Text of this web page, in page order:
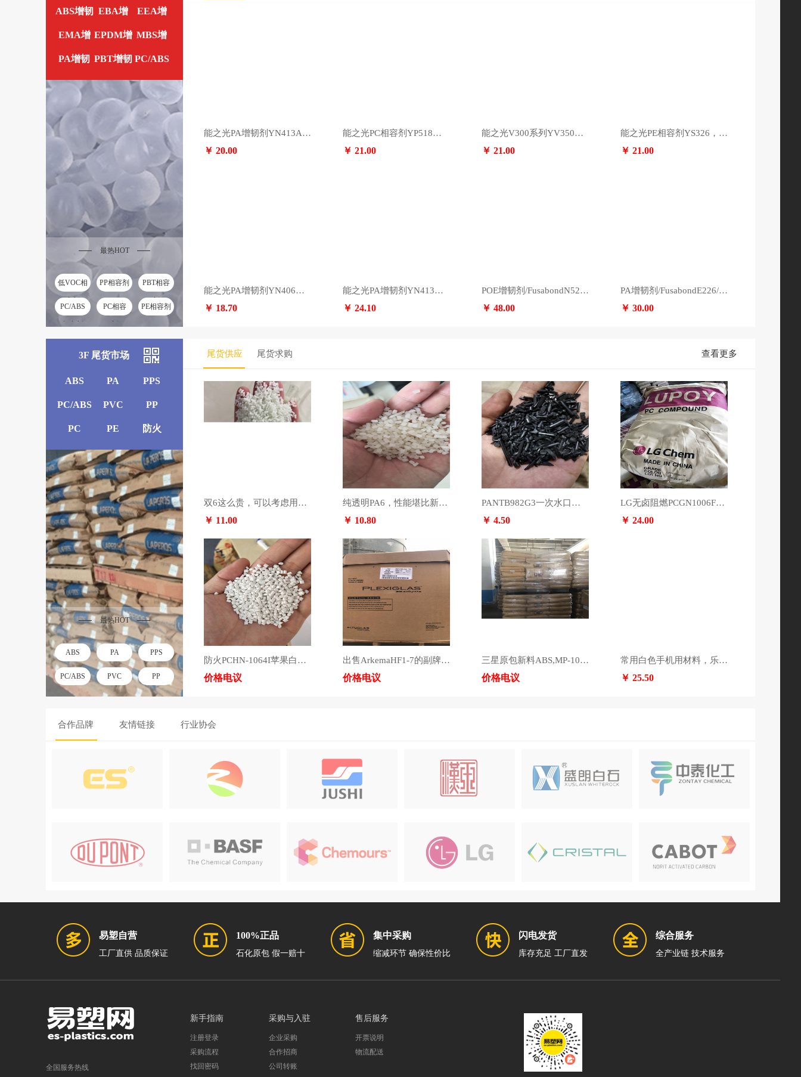
ABS增韧
剂
EBA增
韧剂
EEA增
韧剂
EMA增
韧剂
EPDM增
韧剂
MBS增
韧剂
PA增韧
剂
PBT增韧
剂
PC/ABS
增韧剂
最热HOT
低VOC相 PP相容剂 PBT相容
PC/ABS PC相容 PE相容剂
能之光PA增韧剂YN413A，咨询电话：13553891364
￥ 20.00
能之光PC相容剂YP518，咨询电话：13553891364
￥ 21.00
能之光V300系列YV350，咨询电话：13553891364
￥ 21.00
能之光PE相容剂YS326，咨询电话：13553891364
￥ 21.00
能之光PA增韧剂YN406，咨询电话：13553891364
￥ 18.70
能之光PA增韧剂YN413，咨询电话：13553891364
￥ 24.10
POE增韧剂/FusabondN525/杜邦，咨询：13553891364
￥ 48.00
PA增韧剂/FusabondE226/杜邦，咨询：13553891364
￥ 30.00
3F 尾货市场
ABS PA PPS
PC/ABS PVC PP
PC PE 防火
最热HOT
ABS PA PPS
PC/ABS PVC PP
尾货供应 尾货求购 查看更多
双6这么贵，可以考虑用这款单双6混合增强，完美替代双6增强，齿轮、风扇叶专用尼龙料，增强冲击高耐磨损耗率低。免费试样3公斤，试过的都说好，价格很便宜，品质稳定，财富热线：贺生13622638617
￥ 11.00
纯透明PA6，性能堪比新料，可配色可改性可直接注塑，性能货源稳定，财富热线：13553891364
￥ 10.80
PANTB982G3一次水口，3.5吨。4.5元
￥ 4.50
LG无卤阻燃PCGN1006FM-NP本色100吨原厂原包新料，限时出售，24元/KG含税出售。欢迎大咖老们咨询
￥ 24.00
防火PCHN-1064I苹果白，防火PC/ABSNH-1017D苹果白。货源稳定，品质保障，价格20✘✘✘咨询：17606616002谢生。
价格电议
出售ArkemaHF1-7的副牌，价格优惠，现货30吨。
价格电议
三星原包新料ABS,MP-1060R，优价出售，现货40吨。
价格电议
常用白色手机用材料，乐天（原三星）BC-1088FW9533，10吨，含税价格，25.5
￥ 25.50
合作品牌 友情链接 行业协会
易塑自营
工厂直供 品质保证
100%正品
石化原包 假一赔十
集中采购
缩减环节 确保性价比
闪电发货
库存充足 工厂直发
综合服务
全产业链 技术服务
全国服务热线
新手指南
注册登录
采购流程
找回密码
采购与入驻
企业采购
合作招商
公司转账
售后服务
开票说明
物流配送